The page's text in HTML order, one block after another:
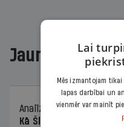
Jaunākajā
Analīze
06.08.2026.
Kā Šlesera partija
Lai
Mēs izmantojam
lapas darbībai un
vienmēr var mainīt